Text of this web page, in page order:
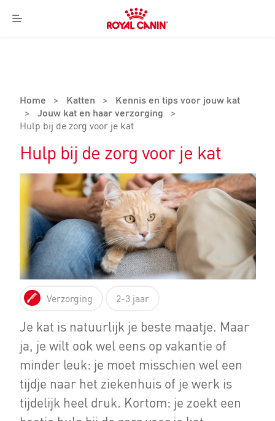
Menu
Royal
Canin
Home > Katten >
Kennis en tips voor jouw kat
> Jouw kat en haar verzorging
>
Hulp bij de zorg voor je kat
Hulp bij de zorg voor je kat
Verzorging 2-3 jaar
Je kat is natuurlijk je beste maatje. Maar
ja, je wilt ook wel eens op vakantie of
minder leuk: je moet misschien wel een
tijdje naar het ziekenhuis of je werk is
tijdelijk heel druk. Kortom: je zoekt een